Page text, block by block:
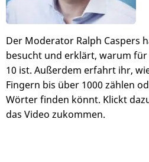
Der Moderator Ralph Caspers
besucht und erklärt, warum für
10 ist. Außerdem erfahrt ihr,
Fingern bis über 1000 zählen
Wörter finden könnt. Klickt
das Video zukommen.